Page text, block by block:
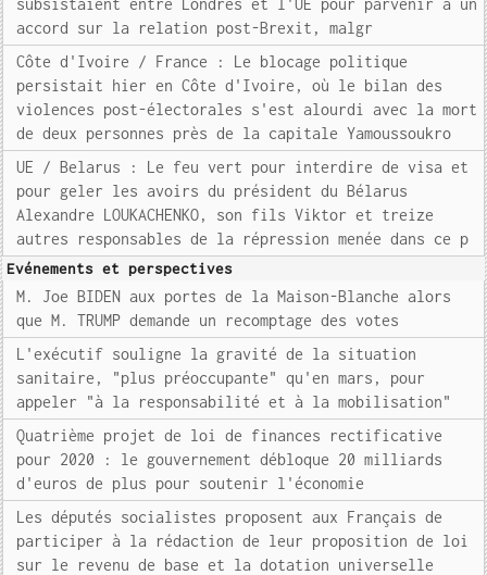
subsistaient entre Londres et l'UE pour parvenir à un
accord sur la relation post-Brexit, malgr
Côte d'Ivoire / France : Le blocage politique
persistait hier en Côte d'Ivoire, où le bilan des
violences post-électorales s'est alourdi avec la mort
de deux personnes près de la capitale Yamoussoukro
UE / Belarus : Le feu vert pour interdire de visa et
pour geler les avoirs du président du Bélarus
Alexandre LOUKACHENKO, son fils Viktor et treize
autres responsables de la répression menée dans ce p
Evénements et perspectives
M. Joe BIDEN aux portes de la Maison-Blanche alors
que M. TRUMP demande un recomptage des votes
L'exécutif souligne la gravité de la situation
sanitaire, "plus préoccupante" qu'en mars, pour
appeler "à la responsabilité et à la mobilisation"
Quatrième projet de loi de finances rectificative
pour 2020 : le gouvernement débloque 20 milliards
d'euros de plus pour soutenir l'économie
Les députés socialistes proposent aux Français de
participer à la rédaction de leur proposition de loi
sur le revenu de base et la dotation universelle